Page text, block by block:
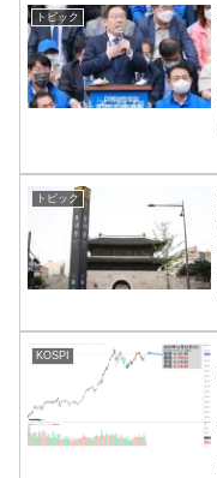
トピック
トピック
KOSPI